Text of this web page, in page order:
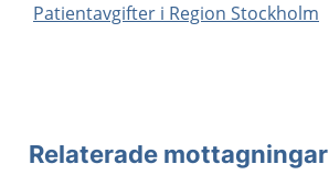
Patientavgifter i Region Stockholm
Relaterade mottagningar